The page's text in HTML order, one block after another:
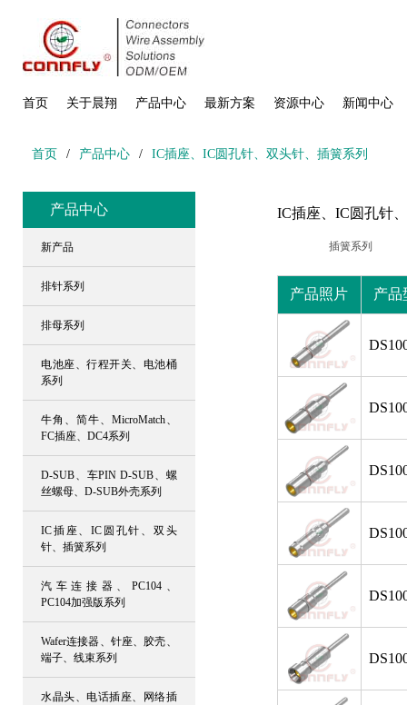
首页 关于晨翔 产品中心 最新方案 资源中心 新闻中心
首页 / 产品中心 / IC插座、IC圆孔针、双头针、插簧系列
产品中心
新产品
排针系列
排母系列
电池座、行程开关、电池桶
系列
牛角、简牛、MicroMatch、
FC插座、DC4系列
D-SUB、车PIN D-SUB、螺
丝螺母、D-SUB外壳系列
IC插座、IC圆孔针、双头
针、插簧系列
汽车连接器、PC104、
PC104加强版系列
Wafer连接器、针座、胶壳、
端子、线束系列
水晶头、电话插座、网络插
IC插座、IC圆孔针
插簧系列
产品照片 产品